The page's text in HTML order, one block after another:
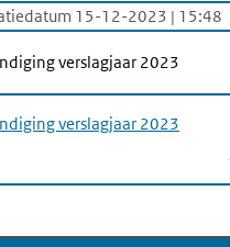
15-12-2023 | 15:48
verslagjaar 2023
verslagjaar 2023